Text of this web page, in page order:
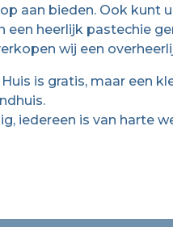
aan bieden. Ook kunt
een heerlijk pastechie
wij een
is gratis, maar een
iedereen is van harte